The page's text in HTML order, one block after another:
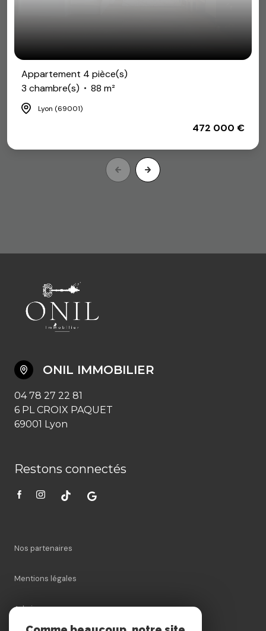
Appartement 4 pièce(s)
3 chambre(s)
88 m²
Lyon (69001)
472 000 €
ONIL IMMOBILIER
04 78 27 22 81
6 PL CROIX PAQUET
69001 Lyon
Restons connectés
Nos partenaires
Mentions légales
Admin